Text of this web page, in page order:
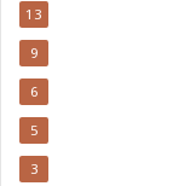
13
9
6
5
3